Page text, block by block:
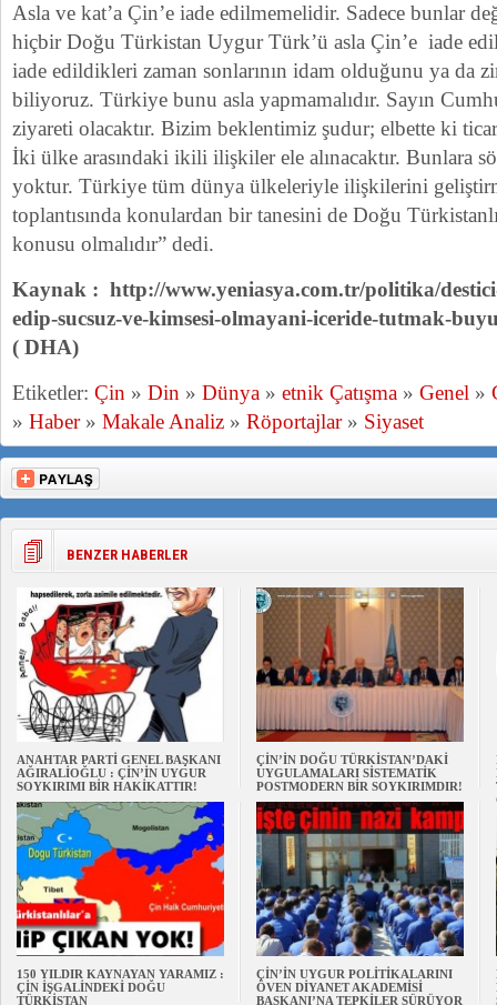
Asla ve kat’a Çin’e iade edilmemelidir. Sadece bunlar
hiçbir Doğu Türkistan Uygur Türk’ü asla Çin’e iade
iade edildikleri zaman sonlarının idam olduğunu ya da
biliyoruz. Türkiye bunu asla yapmamalıdır. Sayın
ziyareti olacaktır. Bizim beklentimiz şudur; elbette ki
İki ülke arasındaki ikili ilişkiler ele alınacaktır. Bunlara
yoktur. Türkiye tüm dünya ülkeleriyle ilişkilerini
toplantısında konulardan bir tanesini de Doğu
konusu olmalıdır” dedi.
Kaynak : http://www.yeniasya.com.tr/politika/
edip-sucsuz-ve-kimsesi-olmayani-iceride-tutmak-
( DHA)
Etiketler: Çin » Din » Dünya » etnik Çatışma » Genel »
» Haber» Makale Analiz » Röportajlar» Siyaset
BENZER HABERLER
ANAHTAR PARTİ GENEL BAŞKANI
AĞIRALİOĞLU : ÇİN’İN UYGUR
SOYKIRIMI BİR HAKİKATTIR!
ÇİN’İN DOĞU TÜRKİSTAN’DAKİ
UYGULAMALARI SİSTEMATİK
POSTMODERN BİR SOYKIRIMDIR!
150 YILDIR KAYNAYAN YARAMIZ :
ÇİN İŞGALİNDEKİ DOĞU
TÜRKİSTAN
ÇİN’İN UYGUR POLİTİKALARINI
ÖVEN DİYANET AKADEMİSİ
BAŞKANI’NA TEPKİLER SÜRÜYOR